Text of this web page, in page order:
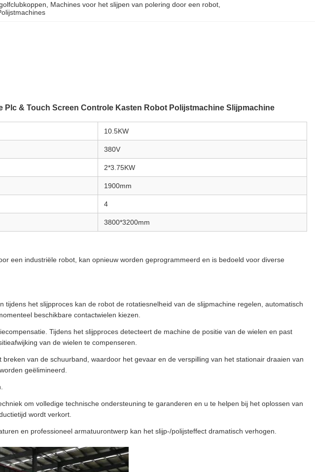
Machines voor het slijpen van polering door een robot
& Touch Screen Controle Kasten Robot Polijstmachine Slijpmachine
10.5KW
380V
2*3.75KW
1900mm
4
3800*3200mm
een industriële robot, kan opnieuw worden geprogrammeerd en is bedoeld voor diverse
tijdens het slijpproces kan de robot de rotatiesnelheid van de slijpmachine regelen, automatisch
beschikbare contactwielen kiezen.
Tijdens het slijpproces detecteert de machine de positie van de wielen en past
van de wielen te compenseren.
van de schuurband, waardoor het gevaar en de verspilling van het stationair draaien van
geëlimineerd.
om volledige technische ondersteuning te garanderen en u te helpen bij het oplossen van
wordt verkort.
en professioneel armatuurontwerp kan het slijp-/polijsteffect dramatisch verhogen.